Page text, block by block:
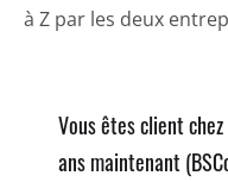
à Z par les deux
Vous êtes client
ans maintenant